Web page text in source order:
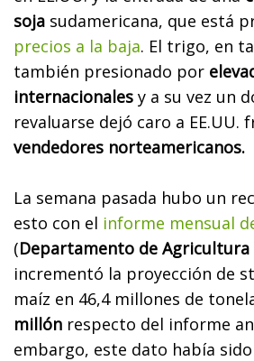
soja sudamericana, que está
precios a la baja. El trigo, en
también presionado por
internacionales y a su vez un
revaluarse dejó caro a EE.UU.
vendedores norteamericanos.
La semana pasada hubo un
esto con el informe mensual
(Departamento de Agricultura
incrementó la proyección de
maíz en 46,4 millones de
millón respecto del informe
embargo, este dato había